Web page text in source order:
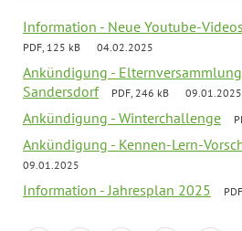
Information - Neue Youtube-
PDF, 125 kB 04.02.2025
Ankündigung -
Sandersdorf
PDF, 246 kB 09.01.2025
Ankündigung - Winterchallenge
Ankündigung - Kennen-Lern-
09.01.2025
Information - Jahresplan 2025